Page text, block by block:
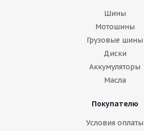
Шины
Мотошины
Грузовые шины
Диски
Аккумуляторы
Масла
Покупателю
Условия оплаты